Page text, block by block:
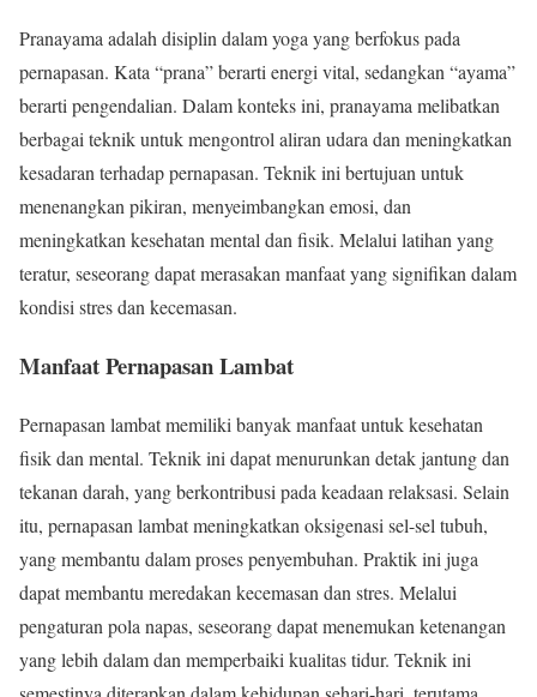
Pranayama adalah disiplin dalam yoga yang berfokus pada
pernapasan. Kata “prana” berarti energi vital, sedangkan “ayama”
berarti pengendalian. Dalam konteks ini, pranayama melibatkan
berbagai teknik untuk mengontrol aliran udara dan meningkatkan
kesadaran terhadap pernapasan. Teknik ini bertujuan untuk
menenangkan pikiran, menyeimbangkan emosi, dan
meningkatkan kesehatan mental dan fisik. Melalui latihan yang
teratur, seseorang dapat merasakan manfaat yang signifikan dalam
kondisi stres dan kecemasan.
Manfaat Pernapasan Lambat
Pernapasan lambat memiliki banyak manfaat untuk kesehatan
fisik dan mental. Teknik ini dapat menurunkan detak jantung dan
tekanan darah, yang berkontribusi pada keadaan relaksasi. Selain
itu, pernapasan lambat meningkatkan oksigenasi sel-sel tubuh,
yang membantu dalam proses penyembuhan. Praktik ini juga
dapat membantu meredakan kecemasan dan stres. Melalui
pengaturan pola napas, seseorang dapat menemukan ketenangan
yang lebih dalam dan memperbaiki kualitas tidur. Teknik ini